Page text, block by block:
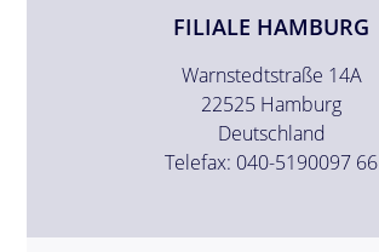
FILIALE HAMBURG
Warnstedtstraße 14A
22525 Hamburg
Deutschland
Telefax: 040-5190097 66